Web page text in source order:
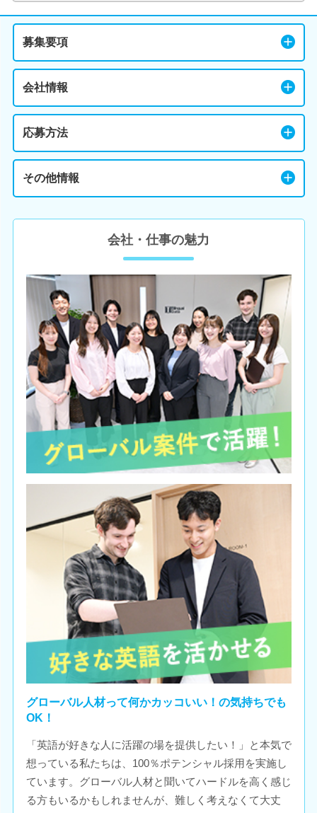
募集要項
会社情報
応募方法
その他情報
会社・仕事の魅力
グローバル人材って何かカッコいい！の気持ちでも
OK！
「英語が好きな人に活躍の場を提供したい！」と本気で
想っている私たちは、100％ポテンシャル採用を実施し
ています。グローバル人材と聞いてハードルを高く感じ
る方もいるかもしれませんが、難しく考えなくて大丈